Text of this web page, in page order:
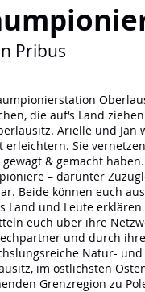
die auf‘s Land
Arielle und Jan
erleichtern. Sie
gewagt & gemacht
– darunter
Beide können euch
Land und Leute
euch über ihre
und durch
Natur-
im östlichsten
Grenzregion zu
Pribus